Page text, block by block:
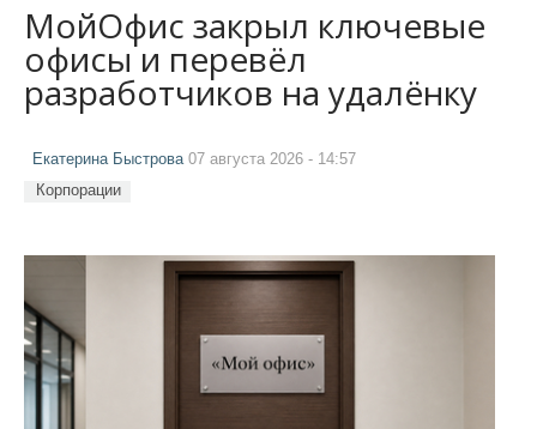
МойОфис закрыл ключевые
офисы и перевёл
разработчиков на удалёнку
Екатерина Быстрова 07 августа 2026 - 14:57
Корпорации